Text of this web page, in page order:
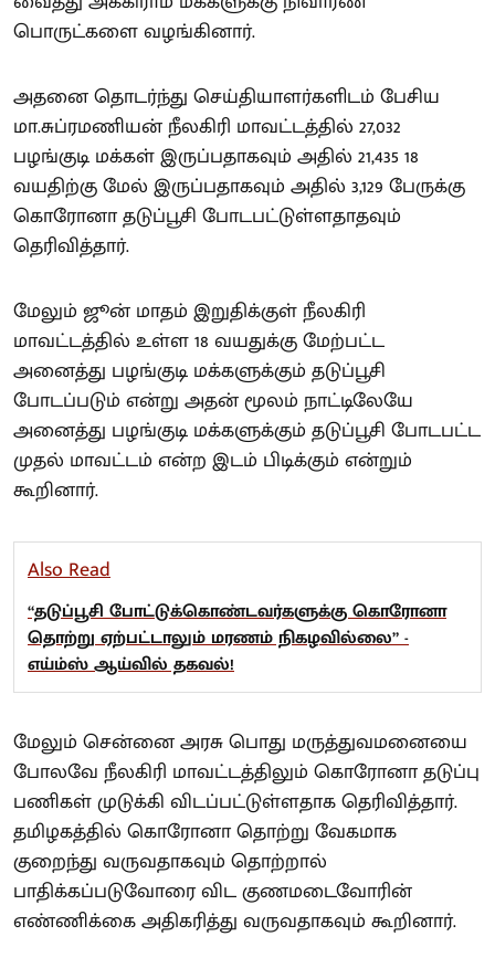
பொருட்களை வழங்கினார்.
அதனை தொடர்ந்து செய்தியாளர்களிடம் பேசிய
மா.சுப்ரமணியன் நீலகிரி மாவட்டத்தில் 27,032
பழங்குடி மக்கள் இருப்பதாகவும் அதில் 21,435 18
வயதிற்கு மேல் இருப்பதாகவும் அதில் 3,129 பேருக்கு
கொரோனா தடுப்பூசி போடபட்டுள்ளதாதவும்
தெரிவித்தார்.
மேலும் ஜூன் மாதம் இறுதிக்குள் நீலகிரி
மாவட்டத்தில் உள்ள 18 வயதுக்கு மேற்பட்ட
அனைத்து பழங்குடி மக்களுக்கும் தடுப்பூசி
போடப்படும் என்று அதன் மூலம் நாட்டிலேயே
அனைத்து பழங்குடி மக்களுக்கும் தடுப்பூசி போடபட்ட
முதல் மாவட்டம் என்ற இடம் பிடிக்கும் என்றும்
கூறினார்.
Also Read
“தடுப்பூசி போட்டுக்கொண்டவர்களுக்கு கொரோனா
தொற்று ஏற்பட்டாலும் மரணம் நிகழவில்லை” -
எய்ம்ஸ் ஆய்வில் தகவல்!
மேலும் சென்னை அரசு பொது மருத்துவமனையை
போலவே நீலகிரி மாவட்டத்திலும் கொரோனா தடுப்பு
பணிகள் முடுக்கி விடப்பட்டுள்ளதாக தெரிவித்தார்.
தமிழகத்தில் கொரோனா தொற்று வேகமாக
குறைந்து வருவதாகவும் தொற்றால்
பாதிக்கப்படுவோரை விட குணமடைவோரின்
எண்ணிக்கை அதிகரித்து வருவதாகவும் கூறினார்.